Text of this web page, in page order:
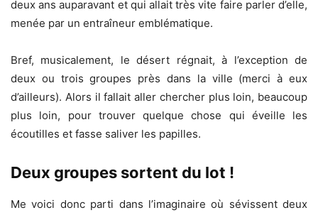
deux ans auparavant et qui allait très vite faire parler d’elle,
menée par un entraîneur emblématique.
Bref, musicalement, le désert régnait, à l’exception de
deux ou trois groupes près dans la ville (merci à eux
d’ailleurs). Alors il fallait aller chercher plus loin, beaucoup
plus loin, pour trouver quelque chose qui éveille les
écoutilles et fasse saliver les papilles.
Deux groupes sortent du lot !
Me voici donc parti dans l’imaginaire où sévissent deux